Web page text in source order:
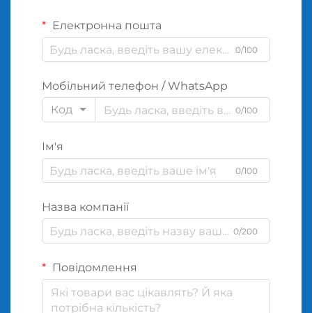
Електронна пошта
0/100
Мобільний телефон / WhatsApp
Код
0/100
Ім'я
0/100
Назва компанії
0/200
Повідомлення